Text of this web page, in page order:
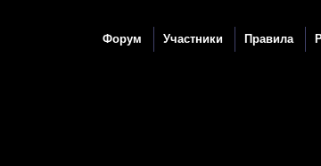
Форум Участники Правила